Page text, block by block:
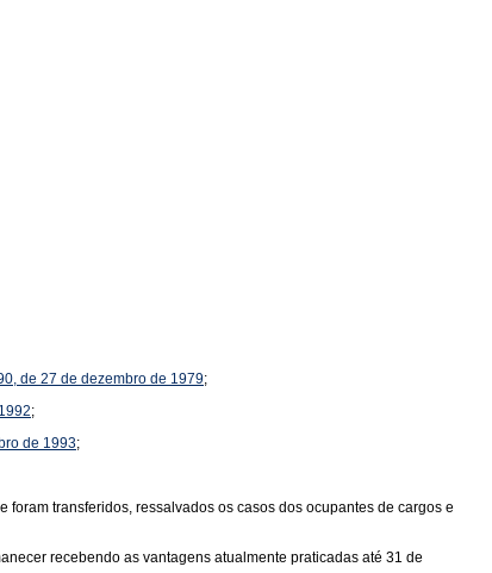
de 27 de dezembro de 1979;
;
de 1993;
transferidos, ressalvados os casos dos ocupantes de cargos e
recebendo as vantagens atualmente praticadas até 31 de